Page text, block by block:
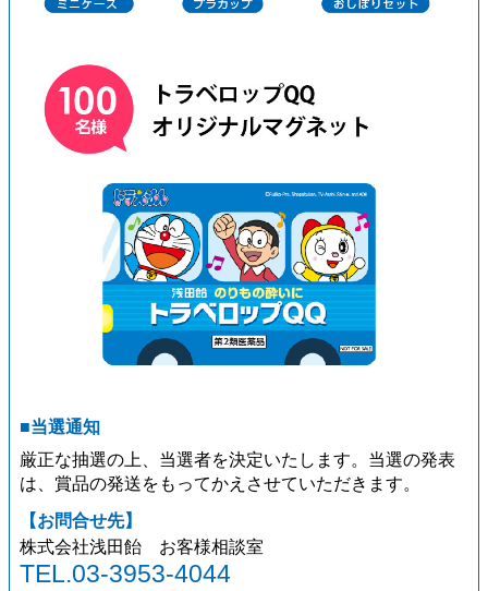
■当選通知
厳正な抽選の上、当選者を決定いたします。当選の発表
は、賞品の発送をもってかえさせていただきます。
【お問合せ先】
株式会社浅田飴 お客様相談室
TEL.03-3953-4044